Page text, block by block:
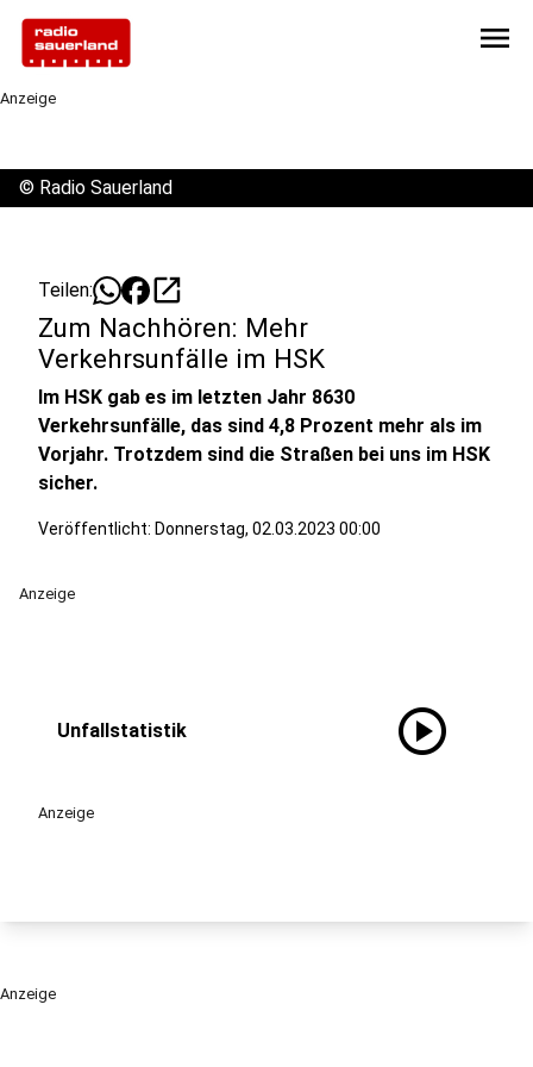
menu
Anzeige
© Radio Sauerland
Teilen: open_in_new
Zum Nachhören: Mehr
Verkehrsunfälle im HSK
Im HSK gab es im letzten Jahr 8630
Verkehrsunfälle, das sind 4,8 Prozent mehr als im
Vorjahr. Trotzdem sind die Straßen bei uns im HSK
sicher.
Veröffentlicht: Donnerstag, 02.03.2023 00:00
Anzeige
Unfallstatistik play_circle
Anzeige
Anzeige